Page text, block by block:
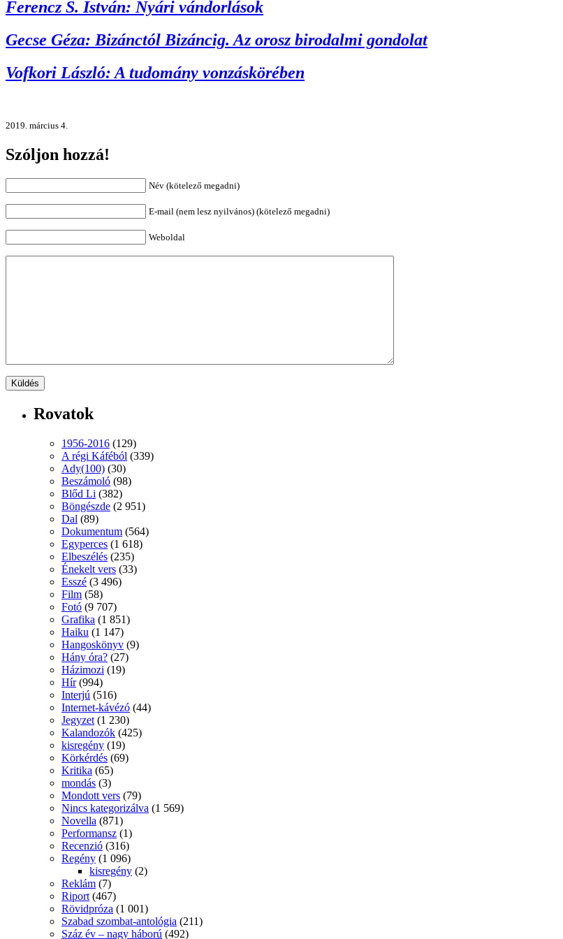
Ferencz S. István: Nyári vándorlások
Gecse Géza: Bizánctól Bizáncig. Az orosz birodalmi gondolat
Vofkori László: A tudomány vonzáskörében
2019. március 4.
Szóljon hozzá!
Név (kötelező megadni)
E-mail (nem lesz nyilvános) (kötelező megadni)
Weboldal
Rovatok
1956-2016 (129)
A régi Káféból (339)
Ady(100) (30)
Beszámoló (98)
Blőd Li (382)
Böngészde (2 951)
Dal (89)
Dokumentum (564)
Egyperces (1 618)
Elbeszélés (235)
Énekelt vers (33)
Esszé (3 496)
Film (58)
Fotó (9 707)
Grafika (1 851)
Haiku (1 147)
Hangoskönyv (9)
Hány óra? (27)
Házimozi (19)
Hír(994)
Interjú (516)
Internet-kávézó (44)
Jegyzet (1 230)
Kalandozók (425)
kisregény (19)
Körkérdés (69)
Kritika (65)
mondás (3)
Mondott vers (79)
Nincs kategorizálva (1 569)
Novella (871)
Performansz (1)
Recenzió (316)
Regény (1 096)
kisregény (2)
Reklám (7)
Riport (467)
Rövidpróza (1 001)
Szabad szombat-antológia (211)
Száz év – nagy háború (492)